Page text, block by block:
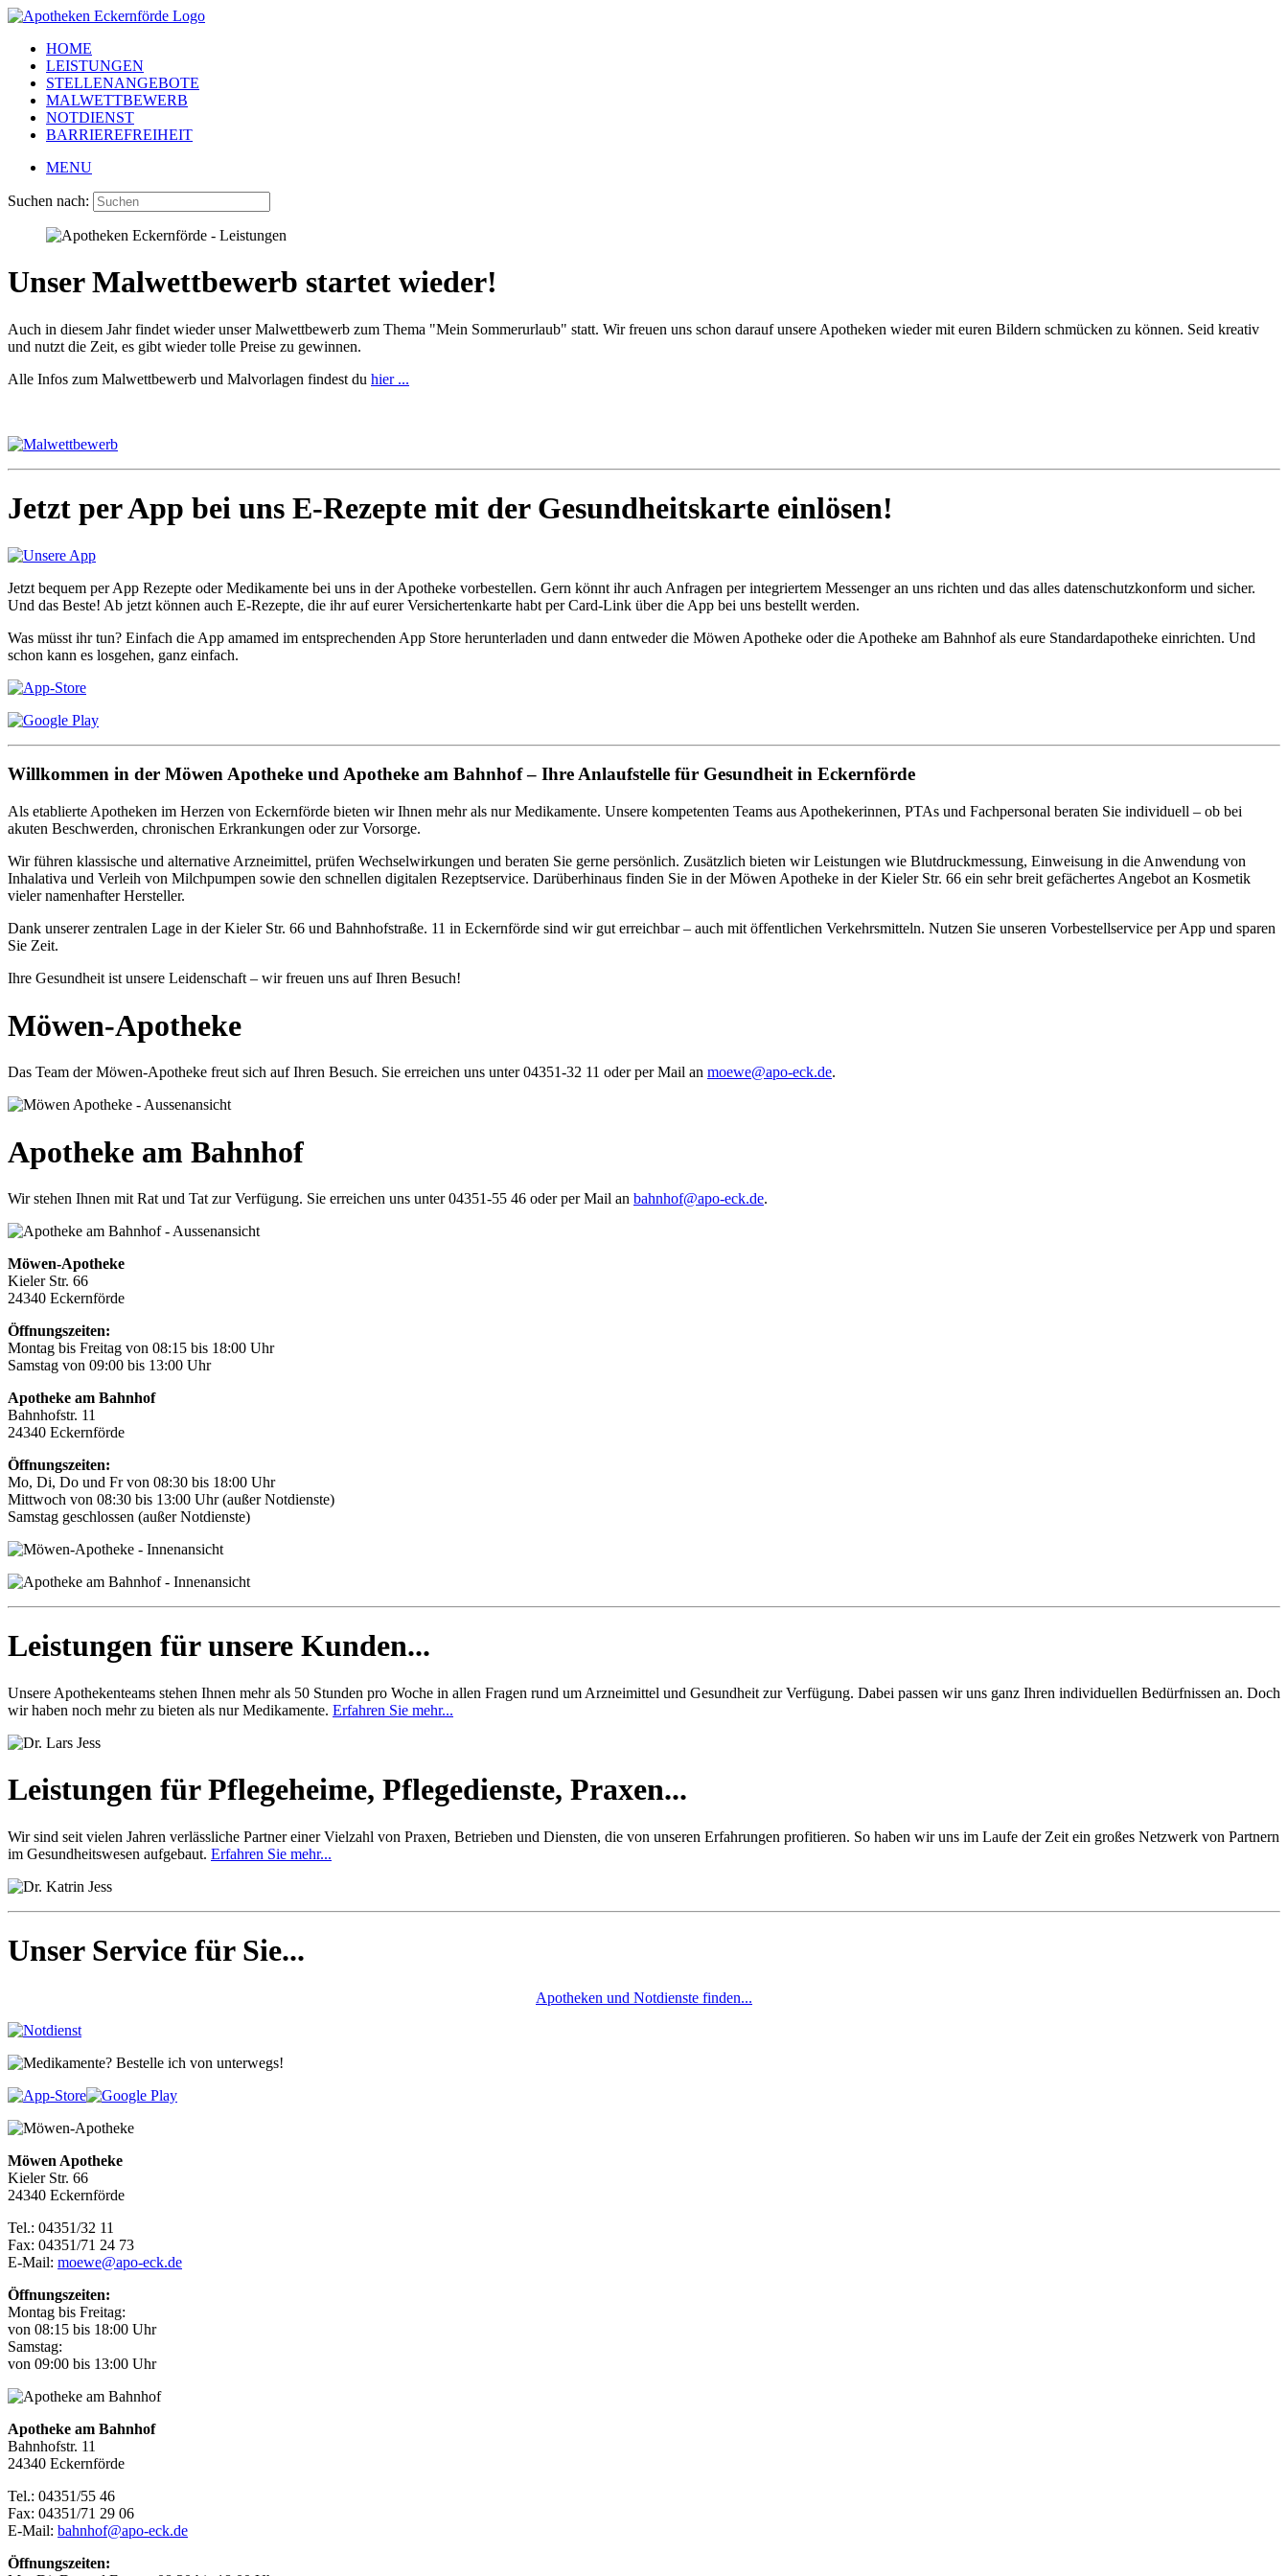
HOME
LEISTUNGEN
STELLENANGEBOTE
MALWETTBEWERB
NOTDIENST
BARRIEREFREIHEIT
MENU
Suchen nach:
Unser Malwettbewerb startet wieder!
Auch in diesem Jahr findet wieder unser Malwettbewerb zum Thema "Mein Sommerurlaub" statt. Wir freuen uns schon darauf unsere Apotheken wieder mit euren Bildern schmücken zu können. Seid kreativ
und nutzt die Zeit, es gibt wieder tolle Preise zu gewinnen.
Alle Infos zum Malwettbewerb und Malvorlagen findest du hier ...
Jetzt per App bei uns E-Rezepte mit der Gesundheitskarte einlösen!
Jetzt bequem per App Rezepte oder Medikamente bei uns in der Apotheke vorbestellen. Gern könnt ihr auch Anfragen per integriertem Messenger an uns richten und das alles datenschutzkonform und sicher.
Und das Beste! Ab jetzt können auch E-Rezepte, die ihr auf eurer Versichertenkarte habt per Card-Link über die App bei uns bestellt werden.
Was müsst ihr tun? Einfach die App amamed im entsprechenden App Store herunterladen und dann entweder die Möwen Apotheke oder die Apotheke am Bahnhof als eure Standardapotheke einrichten. Und
schon kann es losgehen, ganz einfach.
Willkommen in der Möwen Apotheke und Apotheke am Bahnhof – Ihre Anlaufstelle für Gesundheit in Eckernförde
Als etablierte Apotheken im Herzen von Eckernförde bieten wir Ihnen mehr als nur Medikamente. Unsere kompetenten Teams aus Apothekerinnen, PTAs und Fachpersonal beraten Sie individuell – ob bei
akuten Beschwerden, chronischen Erkrankungen oder zur Vorsorge.
Wir führen klassische und alternative Arzneimittel, prüfen Wechselwirkungen und beraten Sie gerne persönlich. Zusätzlich bieten wir Leistungen wie Blutdruckmessung, Einweisung in die Anwendung von
Inhalativa und Verleih von Milchpumpen sowie den schnellen digitalen Rezeptservice. Darüberhinaus finden Sie in der Möwen Apotheke in der Kieler Str. 66 ein sehr breit gefächertes Angebot an Kosmetik
vieler namenhafter Hersteller.
Dank unserer zentralen Lage in der Kieler Str. 66 und Bahnhofstraße. 11 in Eckernförde sind wir gut erreichbar – auch mit öffentlichen Verkehrsmitteln. Nutzen Sie unseren Vorbestellservice per App und sparen
Sie Zeit.
Ihre Gesundheit ist unsere Leidenschaft – wir freuen uns auf Ihren Besuch!
Möwen-Apotheke
Das Team der Möwen-Apotheke freut sich auf Ihren Besuch. Sie erreichen uns unter 04351-32 11 oder per Mail an moewe@apo-eck.de.
Apotheke am Bahnhof
Wir stehen Ihnen mit Rat und Tat zur Verfügung. Sie erreichen uns unter 04351-55 46 oder per Mail an bahnhof@apo-eck.de.
Möwen-Apotheke
Kieler Str. 66
24340 Eckernförde
Öffnungszeiten:
Montag bis Freitag von 08:15 bis 18:00 Uhr
Samstag von 09:00 bis 13:00 Uhr
Apotheke am Bahnhof
Bahnhofstr. 11
24340 Eckernförde
Öffnungszeiten:
Mo, Di, Do und Fr von 08:30 bis 18:00 Uhr
Mittwoch von 08:30 bis 13:00 Uhr (außer Notdienste)
Samstag geschlossen (außer Notdienste)
Leistungen für unsere Kunden...
Unsere Apothekenteams stehen Ihnen mehr als 50 Stunden pro Woche in allen Fragen rund um Arzneimittel und Gesundheit zur Verfügung. Dabei passen wir uns ganz Ihren individuellen Bedürfnissen an. Doch
wir haben noch mehr zu bieten als nur Medikamente. Erfahren Sie mehr...
Leistungen für Pflegeheime, Pflegedienste, Praxen...
Wir sind seit vielen Jahren verlässliche Partner einer Vielzahl von Praxen, Betrieben und Diensten, die von unseren Erfahrungen profitieren. So haben wir uns im Laufe der Zeit ein großes Netzwerk von Partnern
im Gesundheitswesen aufgebaut. Erfahren Sie mehr...
Unser Service für Sie...
Apotheken und Notdienste finden...
Möwen Apotheke
Kieler Str. 66
24340 Eckernförde
Tel.: 04351/32 11
Fax: 04351/71 24 73
E-Mail: moewe@apo-eck.de
Öffnungszeiten:
Montag bis Freitag:
von 08:15 bis 18:00 Uhr
Samstag:
von 09:00 bis 13:00 Uhr
Apotheke am Bahnhof
Bahnhofstr. 11
24340 Eckernförde
Tel.: 04351/55 46
Fax: 04351/71 29 06
E-Mail: bahnhof@apo-eck.de
Öffnungszeiten: